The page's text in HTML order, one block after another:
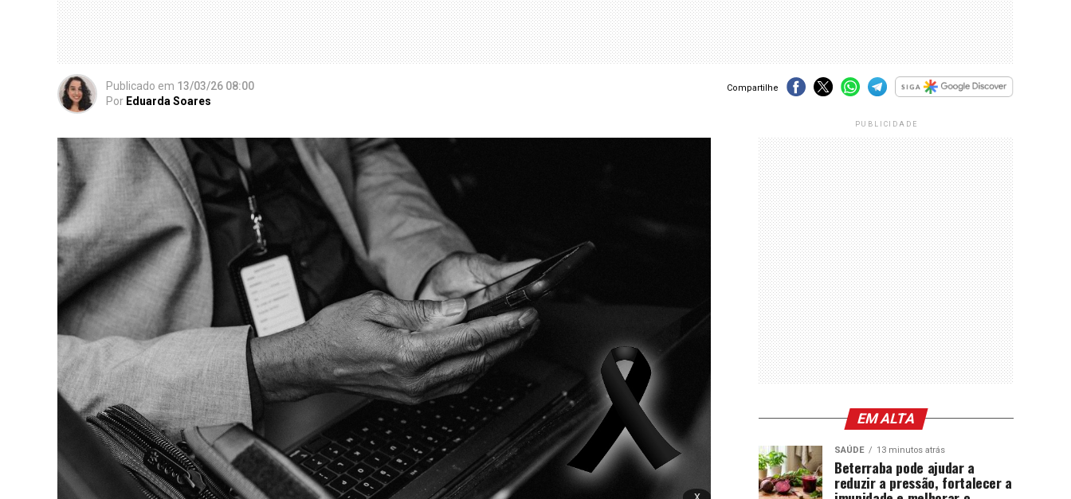
Publicado em 13/03/26 08:00
Por Eduarda Soares
Compartilhe
PUBLICIDADE
EM ALTA
SAÚDE 13 minutos atrás
Beterraba pode ajudar a
reduzir a pressão, fortalecer a